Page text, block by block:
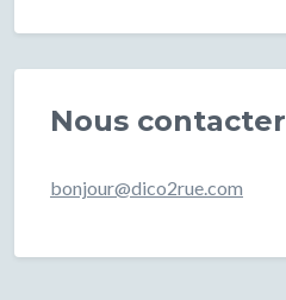
Nous contacter
bonjour@dico2rue.com